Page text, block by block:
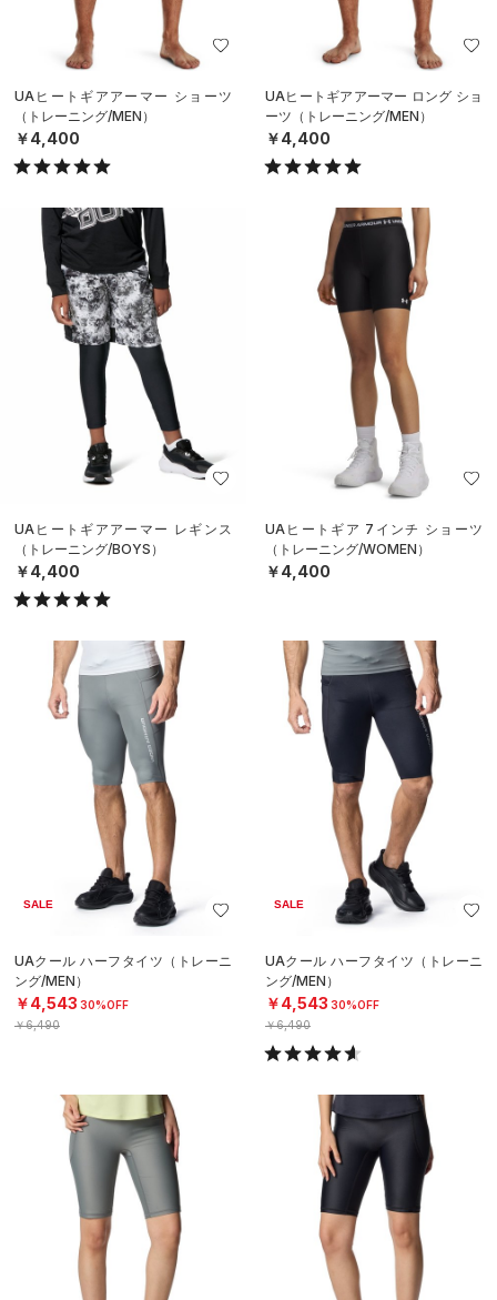
UAヒートギアアーマー ショーツ
（トレーニング/MEN）
￥4,400
UAヒートギアアーマー ロング ショ
ーツ（トレーニング/MEN）
￥4,400
UAヒートギアアーマー レギンス
（トレーニング/BOYS）
￥4,400
UAヒートギア 7インチ ショーツ
（トレーニング/WOMEN）
￥4,400
SALE
UAクール ハーフタイツ（トレーニ
ング/MEN）
￥4,543 30%OFF
￥6,490
SALE
UAクール ハーフタイツ（トレーニ
ング/MEN）
￥4,543 30%OFF
￥6,490